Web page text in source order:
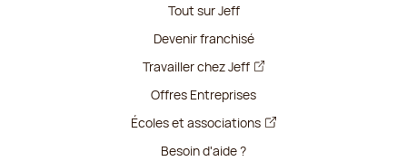
Tout sur Jeff
Devenir franchisé
Travailler chez Jeff
Offres Entreprises
Écoles et associations
Besoin d'aide ?